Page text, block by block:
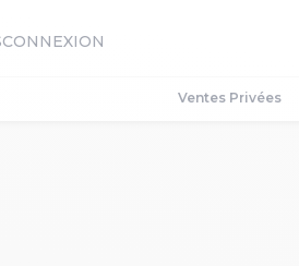
CONNEXION
Ventes Privées